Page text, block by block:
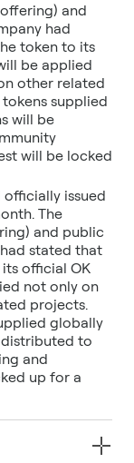
and
had
token to its
be applied
other related
supplied
will be
will be locked
issued
The
and public
stated that
official OK
not only on
projects.
globally
to
and
up for a